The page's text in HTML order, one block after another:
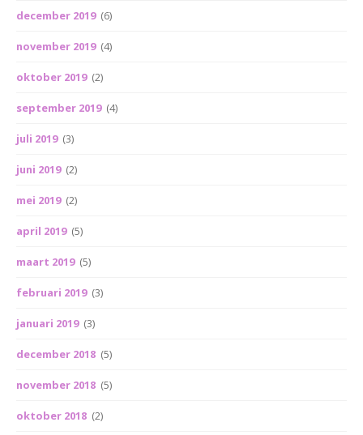
december 2019 (6)
november 2019 (4)
oktober 2019 (2)
september 2019 (4)
juli 2019 (3)
juni 2019 (2)
mei 2019 (2)
april 2019 (5)
maart 2019 (5)
februari 2019 (3)
januari 2019 (3)
december 2018 (5)
november 2018 (5)
oktober 2018 (2)